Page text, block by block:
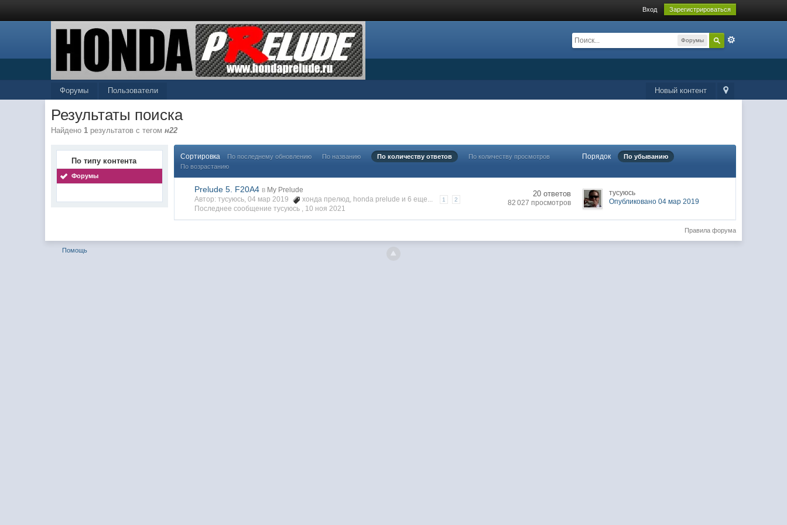
Вход Зарегистрироваться
Форумы
Новый контент
Форумы Пользователи
Результаты поиска
Найдено1 результатов с тегомн22
По типу контента
Форумы
Сортировка По последнему обновлению По названию По количеству ответов По количеству просмотров Порядок
По убыванию
По возрастанию
Prelude 5. F20A4 в My Prelude
Автор: тусуюсь, 04 мар 2019
хонда прелюд, honda prelude и 6 еще... 1 2
Последнее сообщение тусуюсь , 10 ноя 2021
20 ответов
82 027 просмотров
тусуюсь
Опубликовано 04 мар 2019
Правила форума
Помощь